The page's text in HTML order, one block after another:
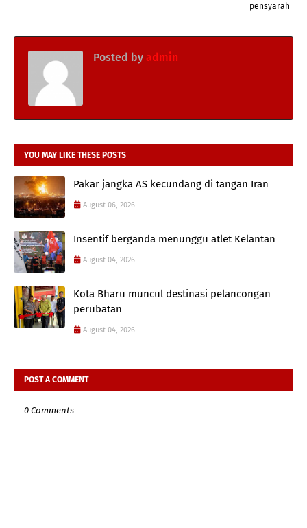
pensyarah
Posted by admin
YOU MAY LIKE THESE POSTS
Pakar jangka AS kecundang di tangan Iran
August 06, 2026
Insentif berganda menunggu atlet Kelantan
August 04, 2026
Kota Bharu muncul destinasi pelancongan
perubatan
August 04, 2026
POST A COMMENT
0 Comments